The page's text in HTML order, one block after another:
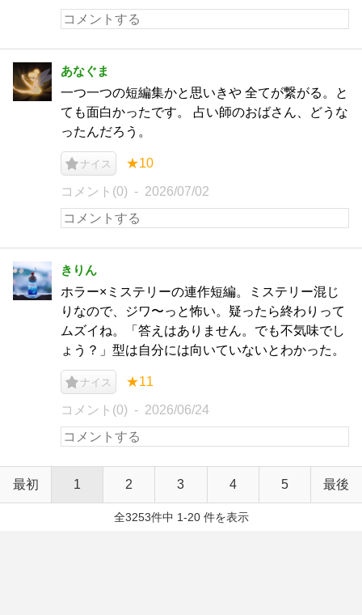
あなぐま
一つ一つの短編集かと思いきや 全てが繋がる。と
ても面白かったです。 占い師のおばさん、どうな
ったんだろう。
ナイス ★10
コメント(0) 2026/07/02
きりん
ホラー×ミステリーの連作短編。ミステリー混じ
りなので、ジワ〜っと怖い。疑ったら終わりって
ムズイね。「答えはありません。でも不気味でし
ょう？」型は自分には向いていないとわかった。
ナイス ★11
コメント(0) 2026/06/24
最初 1 2 3 4 5 最後
全3253件中 1-20 件を表示